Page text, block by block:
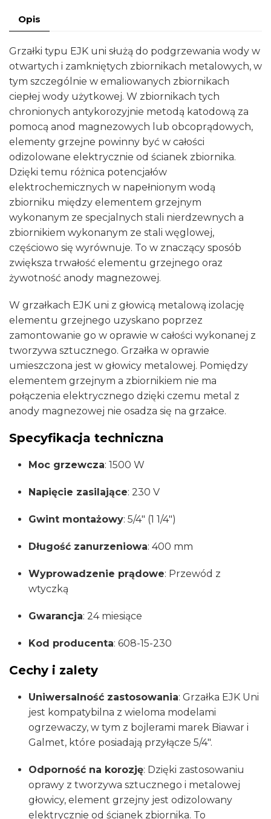
608-
230
Opis
Grzałki typu EJK uni służą do podgrzewania wody w
otwartych i zamkniętych zbiornikach metalowych, w
tym szczególnie w emaliowanych zbiornikach
ciepłej wody użytkowej. W zbiornikach tych
chronionych antykorozyjnie metodą katodową za
pomocą anod magnezowych lub obcoprądowych,
elementy grzejne powinny być w całości
odizolowane elektrycznie od ścianek zbiornika.
Dzięki temu różnica potencjałów
elektrochemicznych w napełnionym wodą
zbiorniku między elementem grzejnym
wykonanym ze specjalnych stali nierdzewnych a
zbiornikiem wykonanym ze stali węglowej,
częściowo się wyrównuje. To w znaczący sposób
zwiększa trwałość elementu grzejnego oraz
żywotność anody magnezowej.
W grzałkach EJK uni z głowicą metalową izolację
elementu grzejnego uzyskano poprzez
zamontowanie go w oprawie w całości wykonanej z
tworzywa sztucznego. Grzałka w oprawie
umieszczona jest w głowicy metalowej. Pomiędzy
elementem grzejnym a zbiornikiem nie ma
połączenia elektrycznego dzięki czemu metal z
anody magnezowej nie osadza się na grzałce.
Specyfikacja techniczna
Moc grzewcza: 1500 W
Napięcie zasilające: 230 V
Gwint montażowy: 5/4″ (1 1/4″)
Długość zanurzeniowa: 400 mm
Wyprowadzenie prądowe: Przewód z
wtyczką
Gwarancja: 24 miesiące
Kod producenta: 608-15-230
Cechy i zalety
Uniwersalność zastosowania: Grzałka EJK Uni
jest kompatybilna z wieloma modelami
ogrzewaczy, w tym z bojlerami marek Biawar i
Galmet, które posiadają przyłącze 5/4″.
Odporność na korozję: Dzięki zastosowaniu
oprawy z tworzywa sztucznego i metalowej
głowicy, element grzejny jest odizolowany
elektrycznie od ścianek zbiornika. To